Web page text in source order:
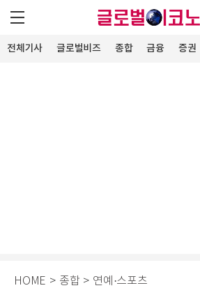
전체기사 글로벌비즈 종합 금융 증권
HOME > 종합 > 연예·스포츠